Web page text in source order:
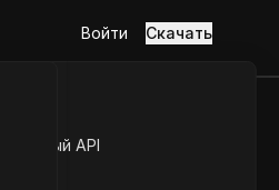
Открытый API
Войти Скачать